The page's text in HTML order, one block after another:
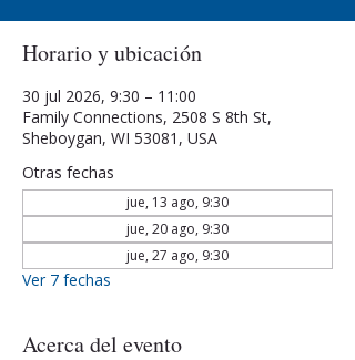
Horario y ubicación
30 jul 2026, 9:30 – 11:00
Family Connections, 2508 S 8th St,
Sheboygan, WI 53081, USA
Otras fechas
jue, 13 ago, 9:30
jue, 20 ago, 9:30
jue, 27 ago, 9:30
Ver 7 fechas
Acerca del evento